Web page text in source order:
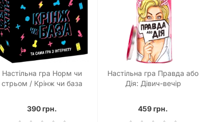
Настільна гра Норм чи
стрьом / Крінж чи база
390 грн.
Настільна гра Правда або
Дія: Дівич-вечір
459 грн.